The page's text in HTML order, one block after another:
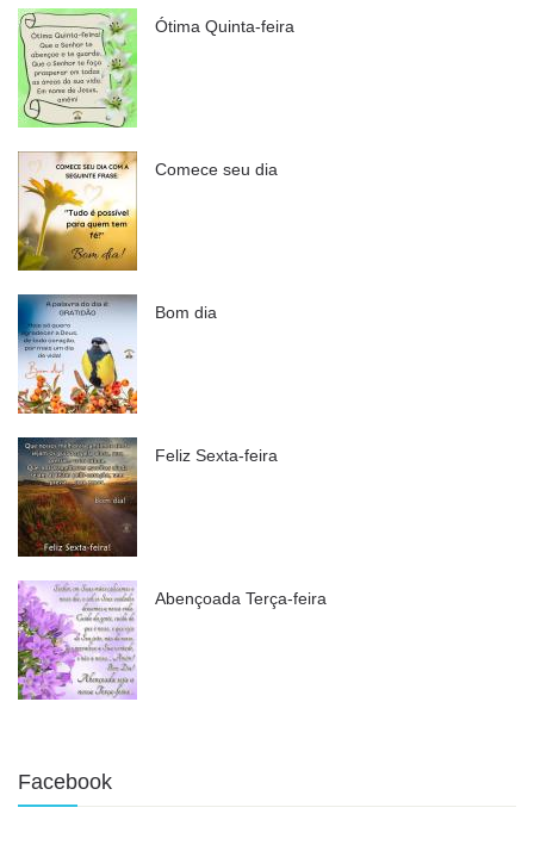
Ótima Quinta-feira
Comece seu dia
Bom dia
Feliz Sexta-feira
Abençoada Terça-feira
Facebook